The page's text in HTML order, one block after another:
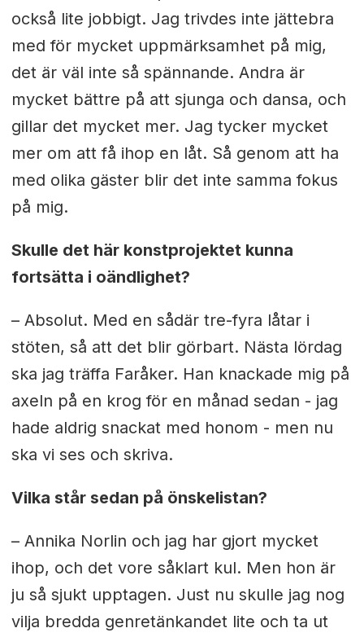
också lite jobbigt. Jag trivdes inte jättebra
med för mycket uppmärksamhet på mig,
det är väl inte så spännande. Andra är
mycket bättre på att sjunga och dansa, och
gillar det mycket mer. Jag tycker mycket
mer om att få ihop en låt. Så genom att ha
med olika gäster blir det inte samma fokus
på mig.
Skulle det här konstprojektet kunna
fortsätta i oändlighet?
– Absolut. Med en sådär tre-fyra låtar i
stöten, så att det blir görbart. Nästa lördag
ska jag träffa Faråker. Han knackade mig på
axeln på en krog för en månad sedan - jag
hade aldrig snackat med honom - men nu
ska vi ses och skriva.
Vilka står sedan på önskelistan?
– Annika Norlin och jag har gjort mycket
ihop, och det vore såklart kul. Men hon är
ju så sjukt upptagen. Just nu skulle jag nog
vilja bredda genretänkandet lite och ta ut